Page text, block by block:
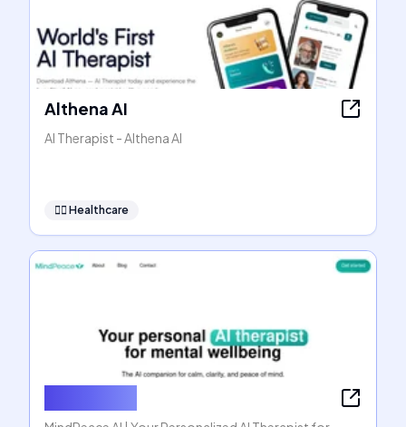
Althena AI
AI Therapist - Althena AI
👩‍⚕️ Healthcare